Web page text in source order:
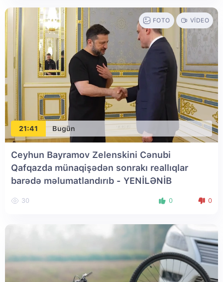
21:41 Bugün
FOTO VIDEO
Ceyhun Bayramov Zelenskini Cənubi
Qafqazda münaqişədən sonrakı reallıqlar
barədə məlumatlandırıb - YENİLƏNİB
30 0 0